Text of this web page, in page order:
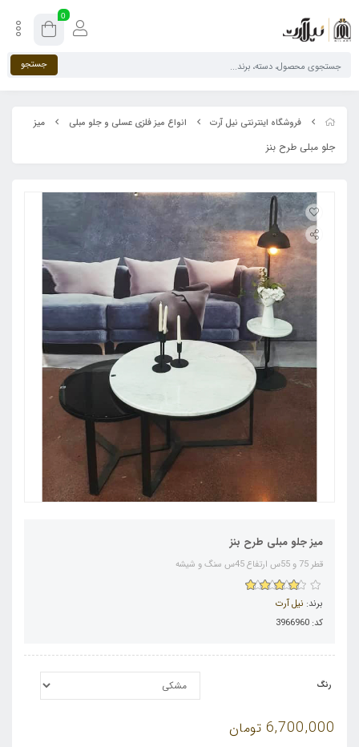
0
جستجو
فروشگاه اینترنتی نیل آرت انواع میز فلزی عسلی و جلو مبلی
میز
جلو مبلی طرح بنز
میز جلو مبلی طرح بنز
قطر 75 و 55س ارتفاع 45س سنگ و شیشه
برند: نیل آرت
کد: 3966960
رنگ
6,700,000 تومان